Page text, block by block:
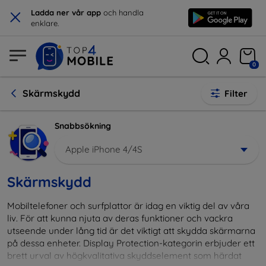
× Ladda ner vår app och handla
enklare.
0
Skärmskydd Filter
Snabbsökning
Apple iPhone 4/4S
Skärmskydd
Mobiltelefoner och surfplattor är idag en viktig del av våra
liv. För att kunna njuta av deras funktioner och vackra
utseende under lång tid är det viktigt att skydda skärmarna
på dessa enheter. Display Protection-kategorin erbjuder ett
brett urval av högkvalitativa skyddselement som härdat